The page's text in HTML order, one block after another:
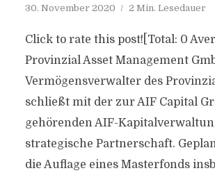
30. November 2020 2 Min. Lesedauer
Click to rate this post![Total: 0
Provinzial Asset Management
Vermögensverwalter des
schließt mit der zur AIF Capital
gehörenden AIF-
strategische Partnerschaft.
die Auflage eines Masterfonds